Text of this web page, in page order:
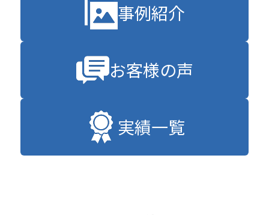
事例紹介
お客様の声
実績一覧